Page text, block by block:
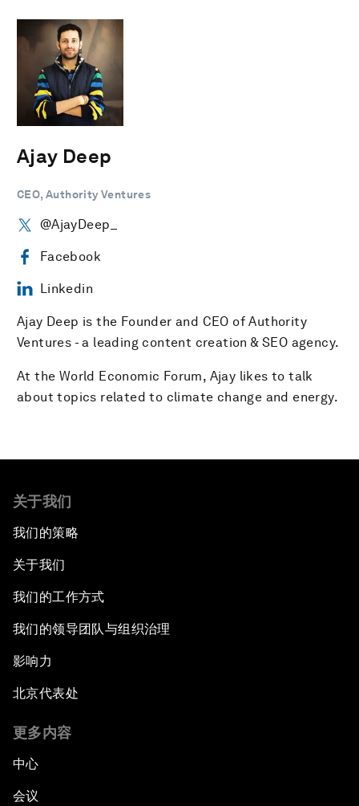
Ajay Deep
CEO, Authority Ventures
@AjayDeep_
Facebook
Linkedin
Ajay Deep is the Founder and CEO of Authority
Ventures - a leading content creation & SEO agency.
At the World Economic Forum, Ajay likes to talk
about topics related to climate change and energy.
关于我们
我们的策略
关于我们
我们的工作方式
我们的领导团队与组织治理
影响力
北京代表处
更多内容
中心
会议